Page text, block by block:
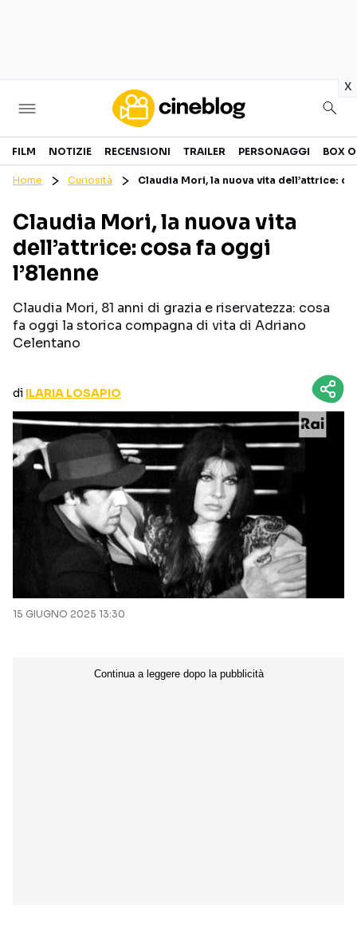
x
Cinema
GENERI
PERSONAGGI
CANALI STREAMING
Categorie
NOTIZIE
RECENSIONI
Seguici sui social
FILM NOTIZIE RECENSIONI TRAILER PERSONAGGI BOX
Home Curiosità Claudia Mori, la nuova vita dell’attrice:
Claudia Mori, la nuova vita
dell’attrice: cosa fa oggi
l’81enne
Claudia Mori, 81 anni di grazia e riservatezza: cosa
fa oggi la storica compagna di vita di Adriano
Celentano
di ILARIA LOSAPIO
15 GIUGNO 2025 13:30